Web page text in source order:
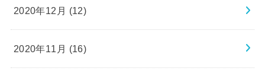
2020年12月 (12)
2020年11月 (16)